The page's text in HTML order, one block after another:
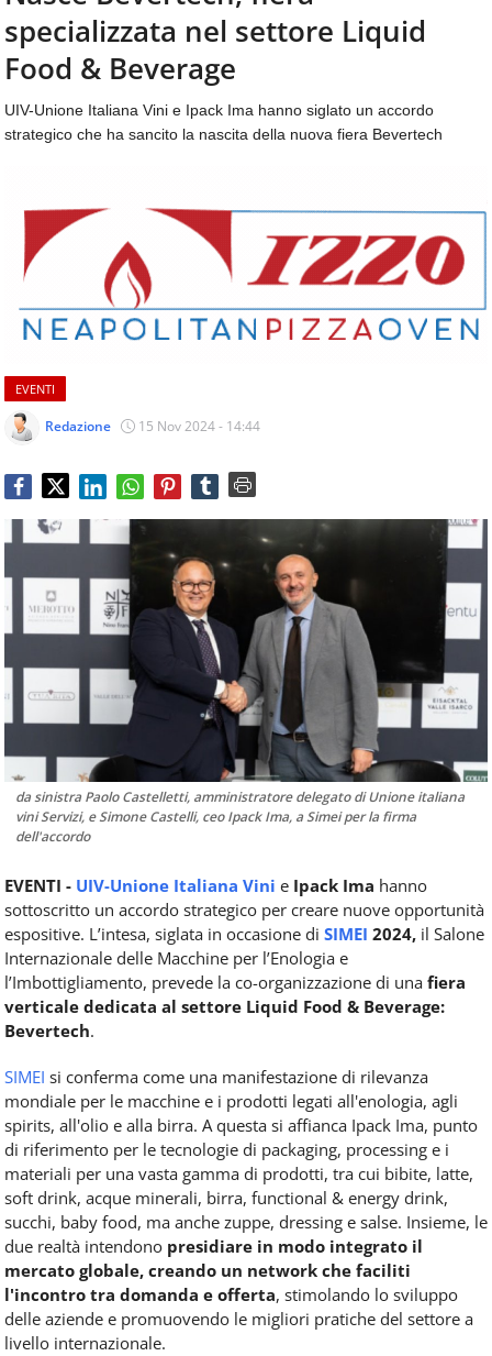
aggiornamenti
quotidiani
temi
come
ospitalità,
ristorazione,
beverage,
catering
e
quotidiani
sul
dell'alimentazione,
dei
consumi
del
Food
Service
e
novità
del
CONTATTI
specializzata nel settore Liquid
Food & Beverage
UIV-Unione Italiana Vini e Ipack Ima hanno siglato un accordo
strategico che ha sancito la nascita della nuova fiera Bevertech
EVENTI
Redazione 15 Nov 2024 - 14:44
da sinistra Paolo Castelletti, amministratore delegato di Unione italiana
vini Servizi, e Simone Castelli, ceo Ipack Ima, a Simei per la firma
dell'accordo
EVENTI - UIV-Unione Italiana Vini e Ipack Ima hanno
sottoscritto un accordo strategico per creare nuove opportunità
espositive. L’intesa, siglata in occasione di SIMEI 2024, il Salone
Internazionale delle Macchine per l’Enologia e
l’Imbottigliamento, prevede la co-organizzazione di una fiera
verticale dedicata al settore Liquid Food & Beverage:
Bevertech.
SIMEI si conferma come una manifestazione di rilevanza
mondiale per le macchine e i prodotti legati all'enologia, agli
spirits, all'olio e alla birra. A questa si affianca Ipack Ima, punto
di riferimento per le tecnologie di packaging, processing e i
materiali per una vasta gamma di prodotti, tra cui bibite, latte,
soft drink, acque minerali, birra, functional & energy drink,
succhi, baby food, ma anche zuppe, dressing e salse. Insieme, le
due realtà intendono presidiare in modo integrato il
mercato globale, creando un network che faciliti
l'incontro tra domanda e offerta, stimolando lo sviluppo
delle aziende e promuovendo le migliori pratiche del settore a
livello internazionale.